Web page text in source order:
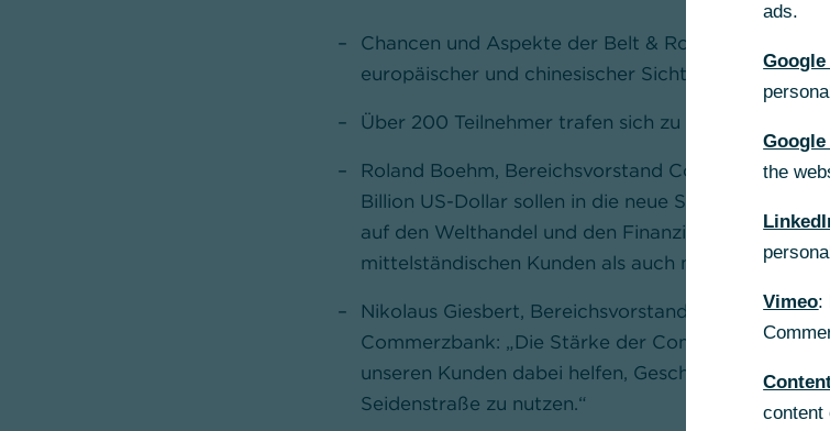
Chancen und Aspekte der Belt & Road Initiative
europäischer und chinesischer Sicht diskutiert
Über 200 Teilnehmer trafen sich zu einem offenen
Roland Boehm, Bereichsvorstand Corporates
Billion US-Dollar sollen in die neue Seidenstraße
auf den Welthandel und den Finanzierungsmarkt
mittelständischen Kunden als auch multinationale
Nikolaus Giesbert, Bereichsvorstand Trade Finance
Commerzbank: „Die Stärke der Commerzbank in
unseren Kunden dabei helfen,
Seidenstraße zu nutzen.“
ads.
Google
the
Vimeo:
content